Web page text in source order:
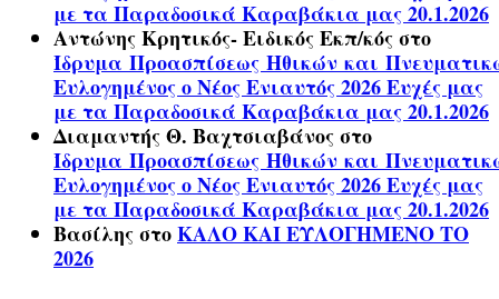
με τα Παραδοσικά Καραβάκια μας 20.1.2026
Αντώνης Κρητικός- Ειδικός Εκπ/κόςστο
Ίδρυμα Προασπίσεως Ηθικών και
Ευλογημένος ο Νέος Ενιαυτός 2026 Ευχές μας
με τα Παραδοσικά Καραβάκια μας 20.1.2026
Διαμαντής Θ. Βαχτσιαβάνοςστο
Ίδρυμα Προασπίσεως Ηθικών και
Ευλογημένος ο Νέος Ενιαυτός 2026 Ευχές μας
με τα Παραδοσικά Καραβάκια μας 20.1.2026
ΒασίληςστοΚΑΛΟ ΚΑΙ ΕΥΛΟΓΗΜΕΝΟ ΤΟ
2026